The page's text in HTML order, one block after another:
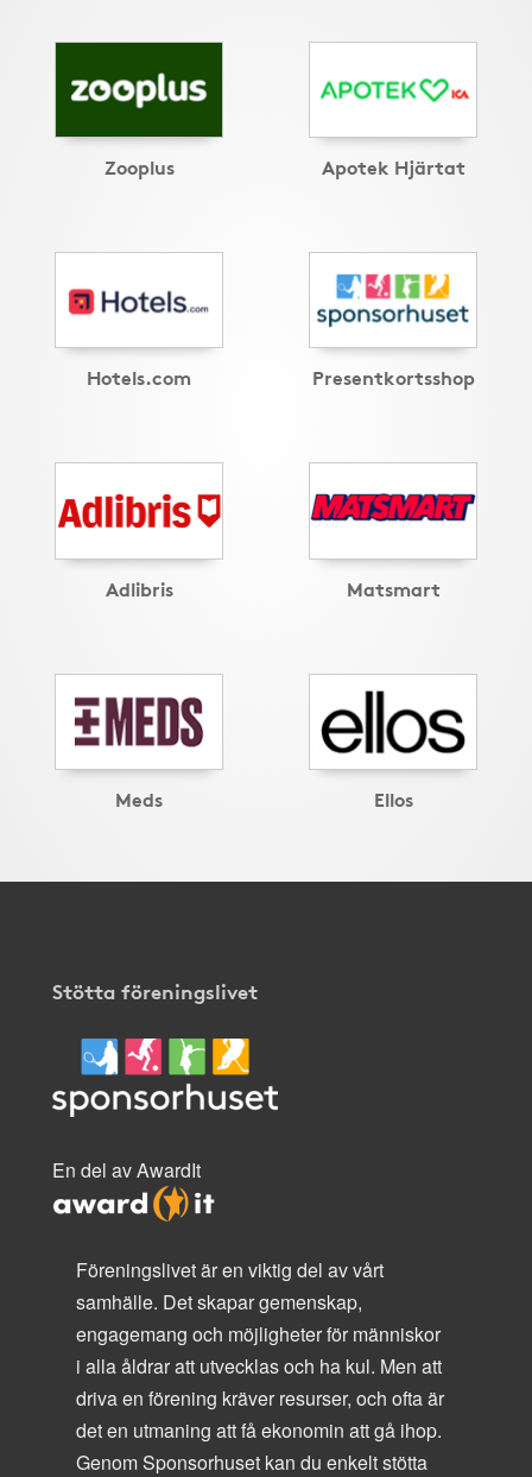
Zooplus Apotek Hjärtat
Hotels.com Presentkortsshop
Adlibris Matsmart
Meds Ellos
Stötta föreningslivet
En del av AwardIt
Föreningslivet är en viktig del av vårt
samhälle. Det skapar gemenskap,
engagemang och möjligheter för människor
i alla åldrar att utvecklas och ha kul. Men att
driva en förening kräver resurser, och ofta är
det en utmaning att få ekonomin att gå ihop.
Genom Sponsorhuset kan du enkelt stötta